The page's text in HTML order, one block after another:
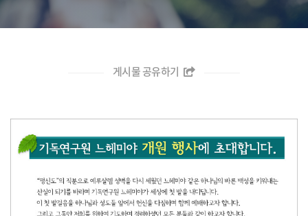
게시물 공유하기